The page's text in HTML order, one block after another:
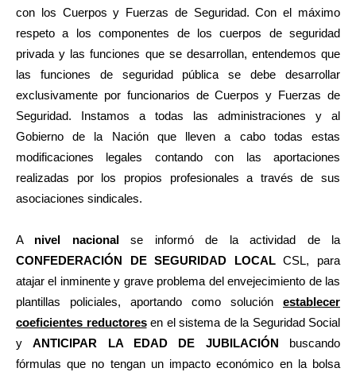
con los Cuerpos y Fuerzas de Seguridad. Con el máximo
respeto a los componentes de los cuerpos de seguridad
privada y las funciones que se desarrollan, entendemos que
las funciones de seguridad pública se debe desarrollar
exclusivamente por funcionarios de Cuerpos y Fuerzas de
Seguridad. Instamos a todas las administraciones y al
Gobierno de la Nación que lleven a cabo todas estas
modificaciones legales contando con las aportaciones
realizadas por los propios profesionales a través de sus
asociaciones sindicales.
A nivel nacionalse informó de la actividad de la
CONFEDERACIÓN DE SEGURIDAD LOCALCSL, para
atajar el inminente y grave problema del envejecimiento de las
plantillas policiales, aportando como solución establecer
coeficientes reductoresen el sistema de la Seguridad Social
yANTICIPAR LA EDAD DE JUBILACIÓN buscando
fórmulas que no tengan un impacto económico en la bolsa